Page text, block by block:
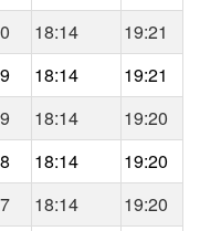
18:14
19:21
18:14
19:21
18:14
19:20
18:14
19:20
18:14
19:20